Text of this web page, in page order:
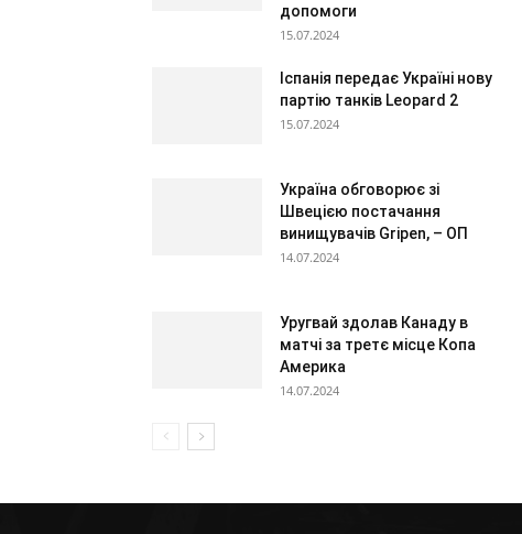
допомоги
15.07.2024
Іспанія передає Україні нову
партію танків Leopard 2
15.07.2024
Україна обговорює зі
Швецією постачання
винищувачів Gripen, – ОП
14.07.2024
Уругвай здолав Канаду в
матчі за третє місце Копа
Америка
14.07.2024